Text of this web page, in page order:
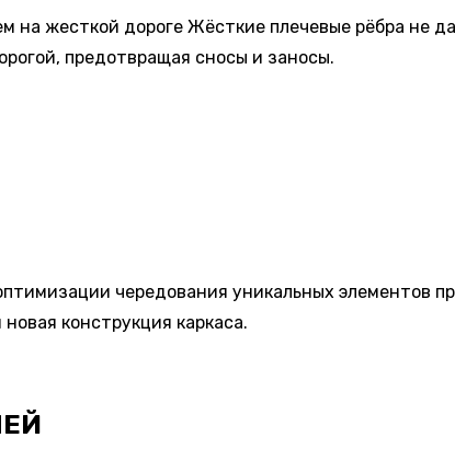
на жесткой дороге Жёсткие плечевые рёбра не
предотвращая сносы и заносы.
чередования уникальных элементов
конструкция каркаса.